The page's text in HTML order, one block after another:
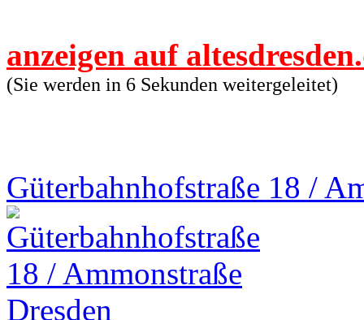
anzeigen auf
(Sie werden in 6 Sekunden weitergeleitet)
Güterbahnhofstraße 18 /